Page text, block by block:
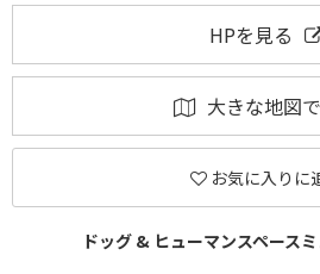
HPを見る
大きな地図
お気に入りに
ドッグ & ヒューマンスペース